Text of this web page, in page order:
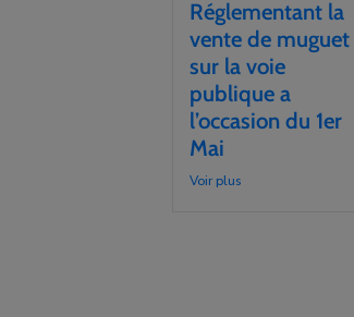
Réglementant la
vente de muguet
sur la voie
publique a
l’occasion du 1er
Mai
Voir plus